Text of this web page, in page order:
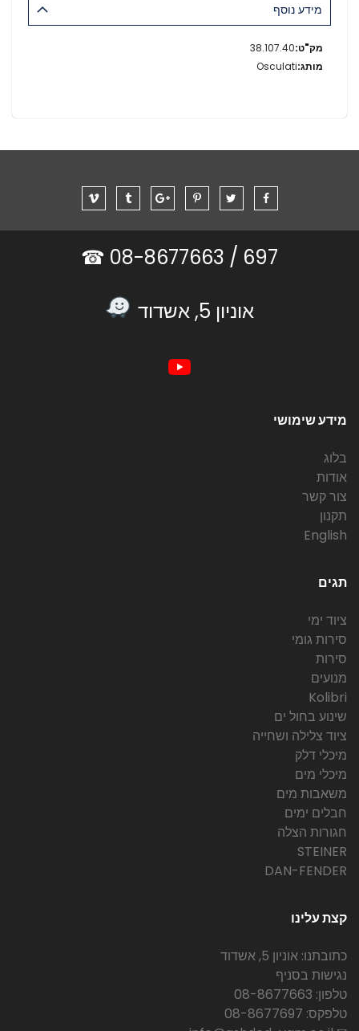
מידע נוסף
מידע
נוסף
38.107.40
Osculati
697 /
אוניון 5, אשדוד
מידע שימושי
בלוג
אודות
צור קשר
תקנון
English
תגים
ציוד ימי
סירות גומי
סירות
מנועים
Kolibri
שינוע בחול ים
ציוד צלילה ושחייה
מיכלי דלק
מיכלי מים
משאבות מים
חבלים ימים
חגורות הצלה
STEINER
DAN-FENDER
קצת עלינו
כתובתנו: אוניון 5, אשדוד
נגישות בסניף
טלפון: 08-8677663
טלפקס: 08-8677697